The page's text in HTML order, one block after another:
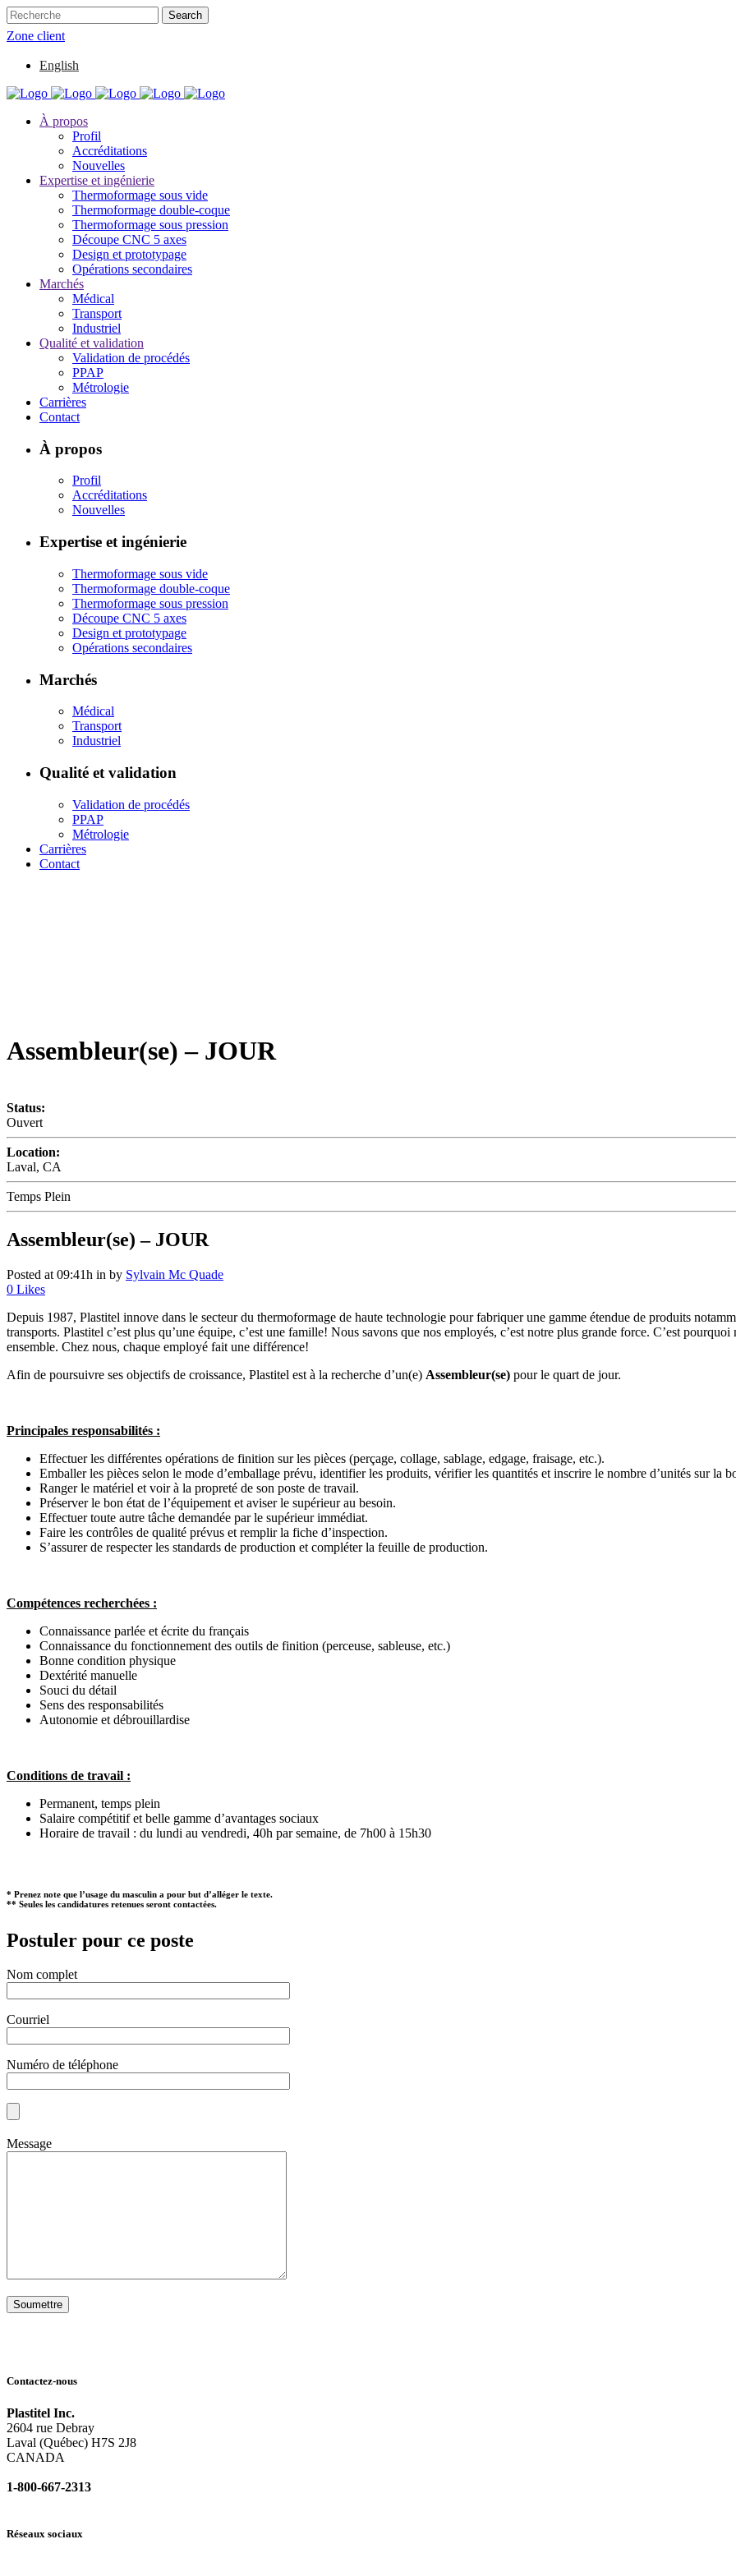
Zone client
English
À propos
Profil
Accréditations
Nouvelles
Expertise et ingénierie
Thermoformage sous vide
Thermoformage double-coque
Thermoformage sous pression
Découpe CNC 5 axes
Design et prototypage
Opérations secondaires
Marchés
Médical
Transport
Industriel
Qualité et validation
Validation de procédés
PPAP
Métrologie
Carrières
Contact
À propos
Profil
Accréditations
Nouvelles
Expertise et ingénierie
Thermoformage sous vide
Thermoformage double-coque
Thermoformage sous pression
Découpe CNC 5 axes
Design et prototypage
Opérations secondaires
Marchés
Médical
Transport
Industriel
Qualité et validation
Validation de procédés
PPAP
Métrologie
Carrières
Contact
Assembleur(se) – JOUR
Status:
Ouvert
Location:
Laval, CA
Temps Plein
Assembleur(se) – JOUR
Posted at 09:41h in by Sylvain Mc Quade
0 Likes
Depuis 1987, Plastitel innove dans le secteur du thermoformage de haute technologie pour fabriquer une gamme étendue de produits
transports. Plastitel c’est plus qu’une équipe, c’est une famille! Nous savons que nos employés, c’est notre plus grande force. C’est
ensemble. Chez nous, chaque employé fait une différence!
Afin de poursuivre ses objectifs de croissance, Plastitel est à la recherche d’un(e) Assembleur(se) pour le quart de jour.
Principales responsabilités :
Effectuer les différentes opérations de finition sur les pièces (perçage, collage, sablage, edgage, fraisage, etc.).
Emballer les pièces selon le mode d’emballage prévu, identifier les produits, vérifier les quantités et inscrire le nombre d’unités sur la
Ranger le matériel et voir à la propreté de son poste de travail.
Préserver le bon état de l’équipement et aviser le supérieur au besoin.
Effectuer toute autre tâche demandée par le supérieur immédiat.
Faire les contrôles de qualité prévus et remplir la fiche d’inspection.
S’assurer de respecter les standards de production et compléter la feuille de production.
Compétences recherchées :
Connaissance parlée et écrite du français
Connaissance du fonctionnement des outils de finition (perceuse, sableuse, etc.)
Bonne condition physique
Dextérité manuelle
Souci du détail
Sens des responsabilités
Autonomie et débrouillardise
Conditions de travail :
Permanent, temps plein
Salaire compétitif et belle gamme d’avantages sociaux
Horaire de travail : du lundi au vendredi, 40h par semaine, de 7h00 à 15h30
* Prenez note que l’usage du masculin a pour but d’alléger le texte.
** Seules les candidatures retenues seront contactées.
Postuler pour ce poste
Nom complet
Courriel
Numéro de téléphone
Message
Contactez-nous
Plastitel Inc.
2604 rue Debray
Laval (Québec) H7S 2J8
CANADA
1-800-667-2313
Réseaux sociaux